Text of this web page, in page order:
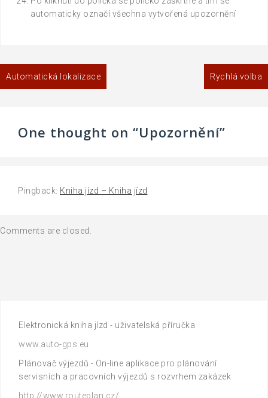
automaticky označí všechna vytvořená upozornění
Navigace
pro
Automatická lokalizace Rychlá volba
One thought on “Upozornění”
Pingback: Kniha jízd – Kniha jízd
Comments are closed.
Elektronická kniha jízd - uživatelská příručka
www.auto-gps.eu
Plánovač výjezdů - On-line aplikace pro plánování
servisních a pracovních výjezdů s rozvrhem zakázek
http://www.routeplan.cz/